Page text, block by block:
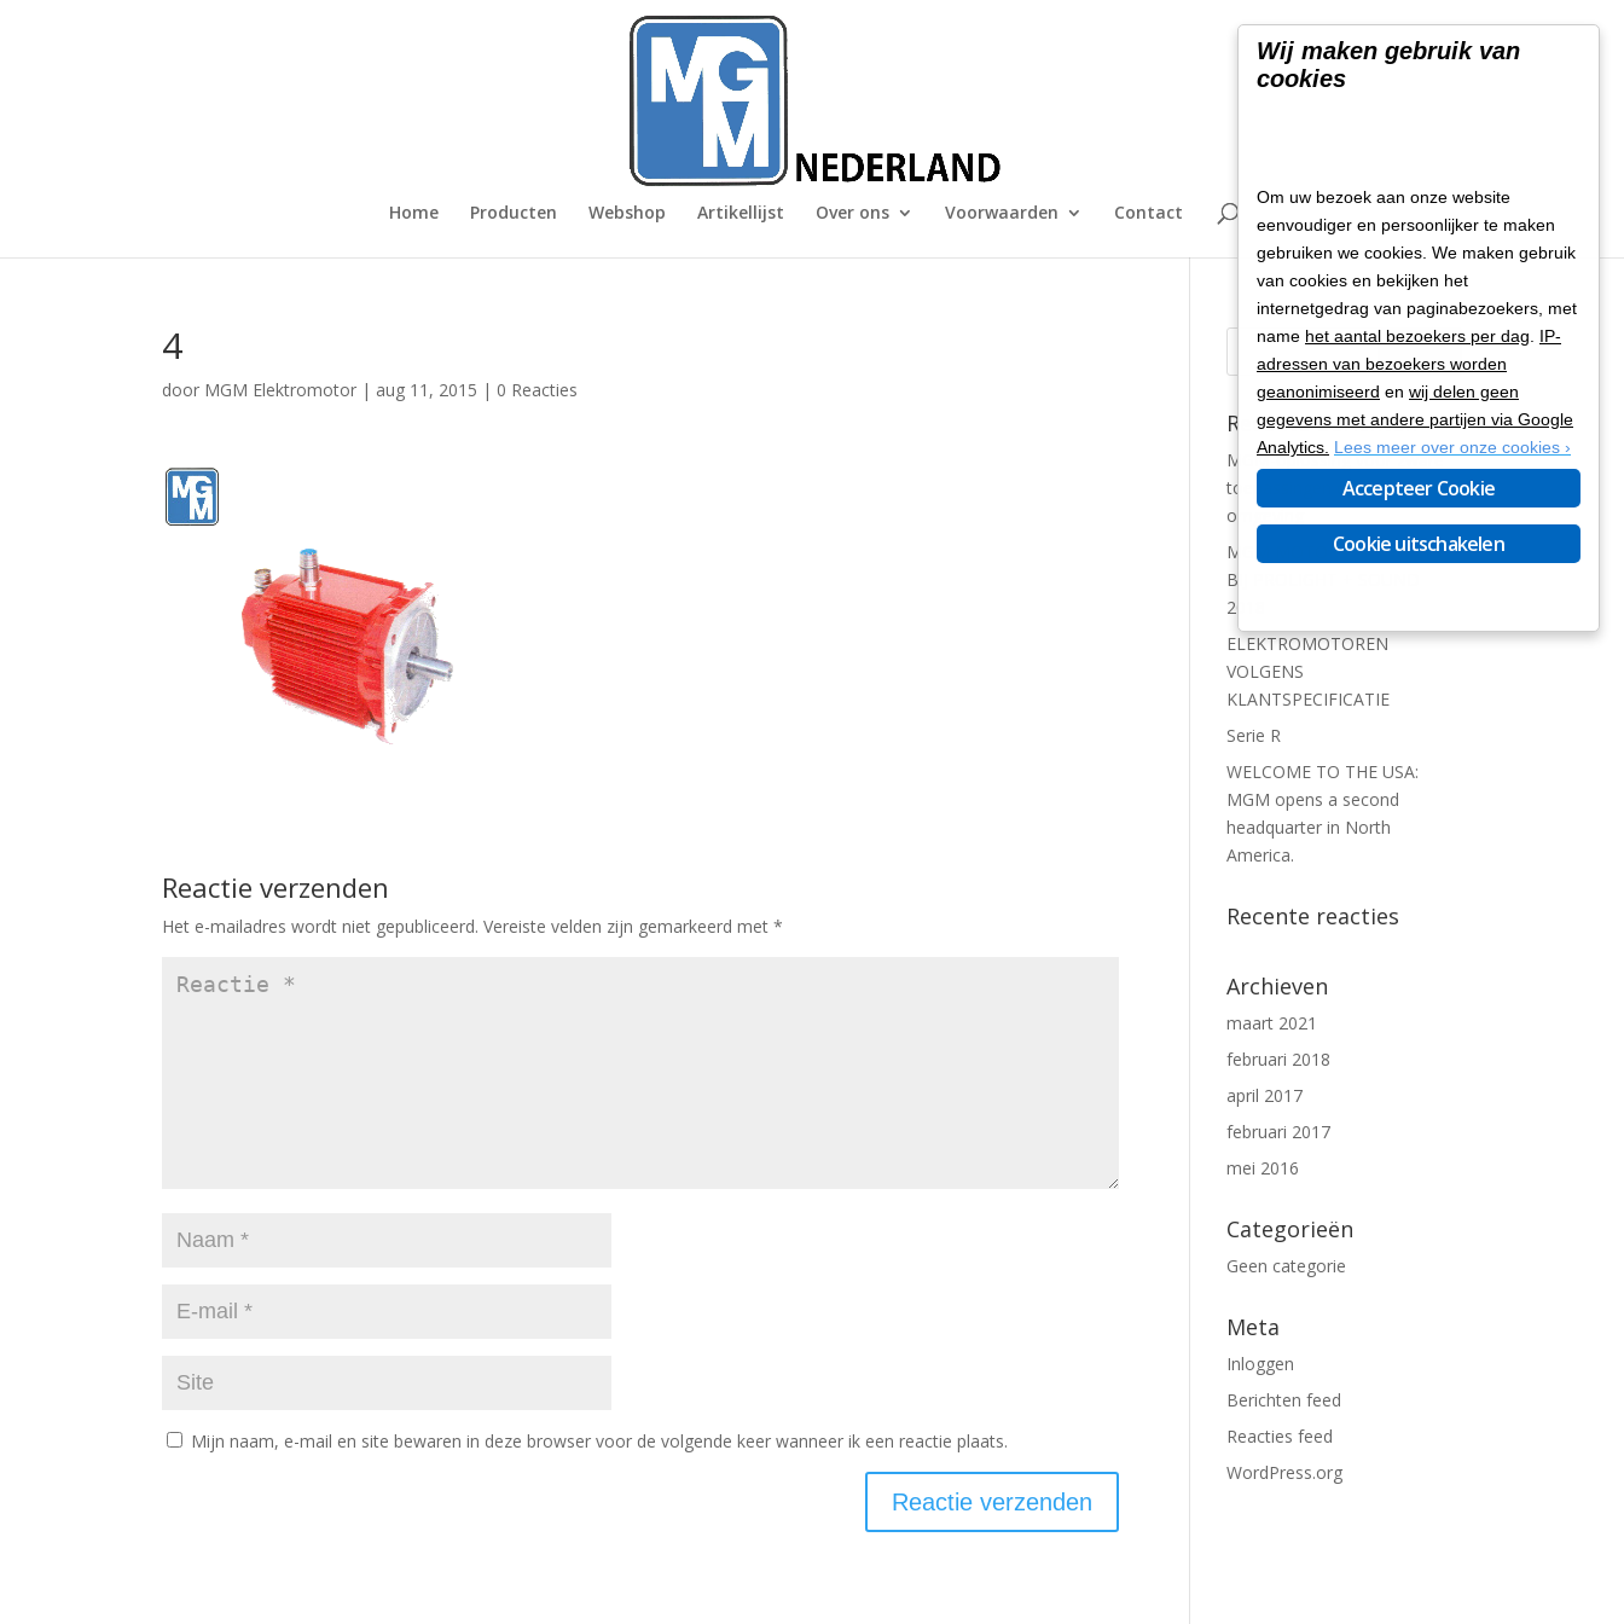
Home Producten Webshop Artikellijst Over ons Voorwaarden Contact
4
door MGM Elektromotor | aug 11, 2015 | 0 Reacties
Reactie verzenden
Het e-mailadres wordt niet gepubliceerd. Vereiste velden zijn gemarkeerd met*
Mijn naam, e-mail en site bewaren in deze browser voor de volgende keer wanneer ik een reactie plaats.
Recente berichten
MGM-oplossing voor zware
toepassingen en maritieme
omgeving
MGM MOTORS AANWEZIG
BIJ PROLIGHT + SOUND
2018
ELEKTROMOTOREN
VOLGENS
KLANTSPECIFICATIE
Serie R
WELCOME TO THE USA:
MGM opens a second
headquarter in North
America.
Recente reacties
Archieven
maart 2021
februari 2018
april 2017
februari 2017
mei 2016
Categorieën
Geen categorie
Meta
Inloggen
Berichten feed
Reacties feed
WordPress.org
Wij maken gebruik van
cookies
Om uw bezoek aan onze website
eenvoudiger en persoonlijker te maken
gebruiken we cookies. We maken gebruik
van cookies en bekijken het
internetgedrag van paginabezoekers, met
name het aantal bezoekers per dag
IP-
adressen van bezoekers worden
geanonimiseerd en wij delen geen
gegevens met andere partijen via Google
Analytics. Lees meer over onze cookies ›
Accepteer Cookie
Cookie uitschakelen